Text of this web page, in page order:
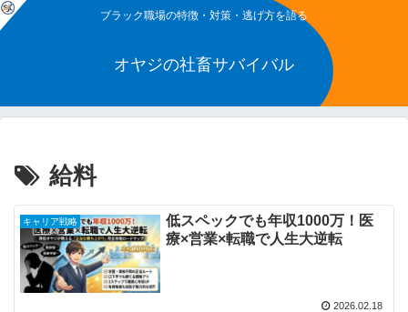
ブラック職場の特徴・対策・逃げ方を語る
オヤジの社畜サバイバル
給料
キャリア戦略
低スペックでも年収1000万！医
療×営業×転職で人生大逆転
2026.02.18